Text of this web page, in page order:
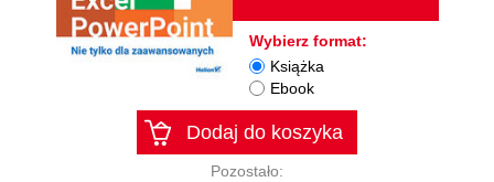
Wybierz format:
Książka
Ebook
Dodaj do koszyka
Pozostało: